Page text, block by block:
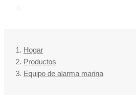
Hogar
Productos
Equipo de alarma marina